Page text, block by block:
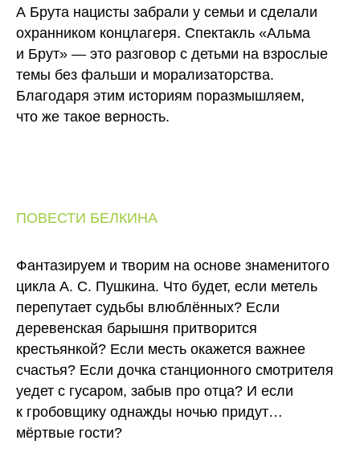
А Брута нацисты забрали у семьи и сделали
охранником концлагеря. Спектакль «Альма
и Брут» — это разговор с детьми на взрослые
темы без фальши и морализаторства.
Благодаря этим историям поразмышляем,
что же такое верность.
ПОВЕСТИ БЕЛКИНА
Фантазируем и творим на основе знаменитого
цикла А. С. Пушкина. Что будет, если метель
перепутает судьбы влюблённых? Если
деревенская барышня притворится
крестьянкой? Если месть окажется важнее
счастья? Если дочка станционного смотрителя
уедет с гусаром, забыв про отца? И если
к гробовщику однажды ночью придут…
мёртвые гости?